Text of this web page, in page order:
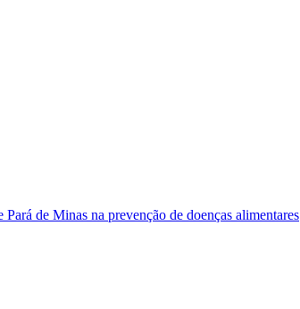
de Minas na prevenção de doenças alimentares